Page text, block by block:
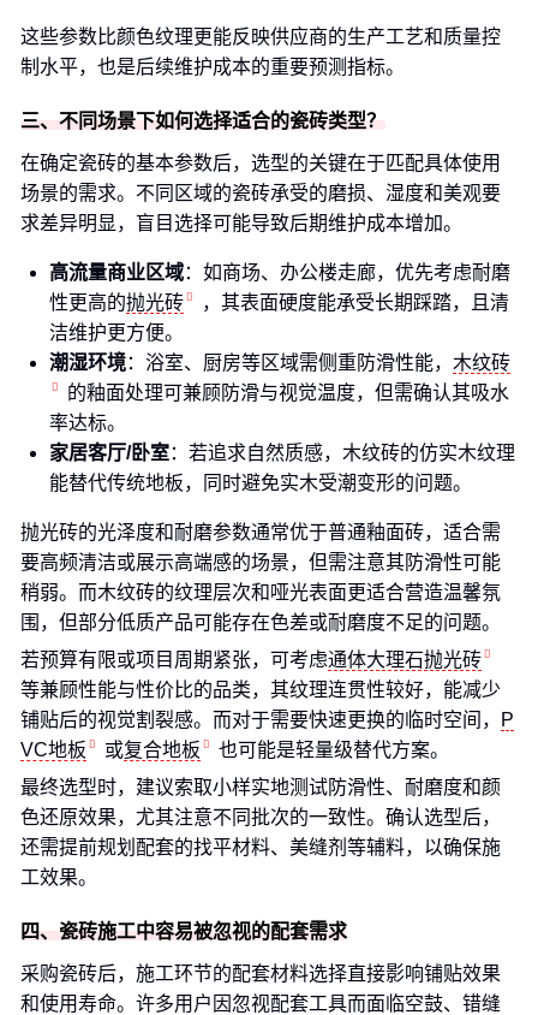
这些参数比颜色纹理更能反映供应商的生产工艺和质量控
制水平，也是后续维护成本的重要预测指标。
三、不同场景下如何选择适合的瓷砖类型？
在确定瓷砖的基本参数后，选型的关键在于匹配具体使用
场景的需求。不同区域的瓷砖承受的磨损、湿度和美观要
求差异明显，盲目选择可能导致后期维护成本增加。
高流量商业区域：如商场、办公楼走廊，优先考虑耐磨
性更高的抛光砖
，其表面硬度能承受长期踩踏，且清
洁维护更方便。
潮湿环境：浴室、厨房等区域需侧重防滑性能， 木纹砖
的釉面处理可兼顾防滑与视觉温度，但需确认其吸水
率达标。
家居客厅/卧室：若追求自然质感，木纹砖的仿实木纹理
能替代传统地板，同时避免实木受潮变形的问题。
抛光砖的光泽度和耐磨参数通常优于普通釉面砖，适合需
要高频清洁或展示高端感的场景，但需注意其防滑性可能
稍弱。而木纹砖的纹理层次和哑光表面更适合营造温馨氛
围，但部分低质产品可能存在色差或耐磨度不足的问题。
若预算有限或项目周期紧张，可考虑通体大理石抛光砖
等兼顾性能与性价比的品类，其纹理连贯性较好，能减少
铺贴后的视觉割裂感。而对于需要快速更换的临时空间，
P
VC地板
或复合地板
也可能是轻量级替代方案。
最终选型时，建议索取小样实地测试防滑性、耐磨度和颜
色还原效果，尤其注意不同批次的一致性。确认选型后，
还需提前规划配套的找平材料、美缝剂等辅料，以确保施
工效果。
四、瓷砖施工中容易被忽视的配套需求
采购瓷砖后，施工环节的配套材料选择直接影响铺贴效果
和使用寿命。许多用户因忽视配套工具而面临空鼓、错缝